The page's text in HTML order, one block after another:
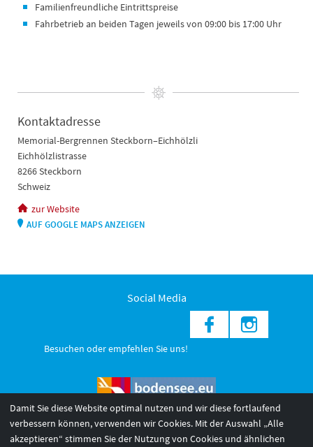
Familienfreundliche Eintrittspreise
Fahrbetrieb an beiden Tagen jeweils von 09:00 bis 17:00 Uhr
Kontaktadresse
Memorial-Bergrennen Steckborn–Eichhölzli
Eichhölzlistrasse
8266 Steckborn
Schweiz
zur Website
AUF GOOGLE MAPS ANZEIGEN
Social Media
Besuchen oder empfehlen Sie uns!
Damit Sie diese Website optimal nutzen und wir diese fortlaufend
verbessern können, verwenden wir Cookies. Mit der Auswahl „Alle
akzeptieren“ stimmen Sie der Nutzung von Cookies und ähnlichen